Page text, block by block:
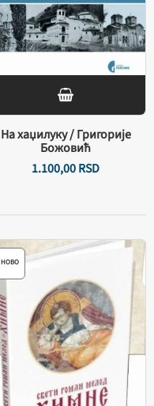
На хаџилуку / Григорије
Божовић
1.100,00RSD
НОВО